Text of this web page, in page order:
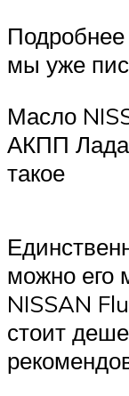
мы уже
Масло
АКПП Лада
такое
можно его
NISSAN
стоит